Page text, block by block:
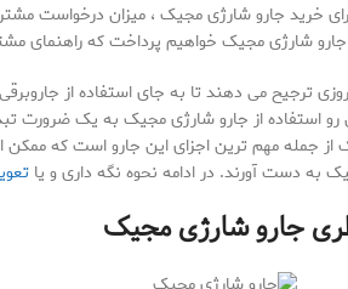
خرید جارو شارژی مجیک ، میزان درخواست
جارو شارژی مجیک خواهیم پرداخت که راهنمای
ترجیح می دهند تا به جای استفاده از
استفاده از جارو شارژی مجیک به یک ضرورت
جمله مهم ترین اجزای این جارو است که ممکن
به دست آورند. در ادامه نحوه نگه داری و یا
جارو شارژی مجیک